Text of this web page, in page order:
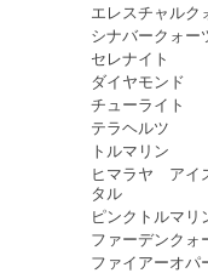
エレスチャルク
シナバークォー
セレナイト
ダイヤモンド
チューライト
テラヘルツ
トルマリン
ヒマラヤ アイ
タル
ピンクトルマリ
ファーデンクォ
ファイアーオパ